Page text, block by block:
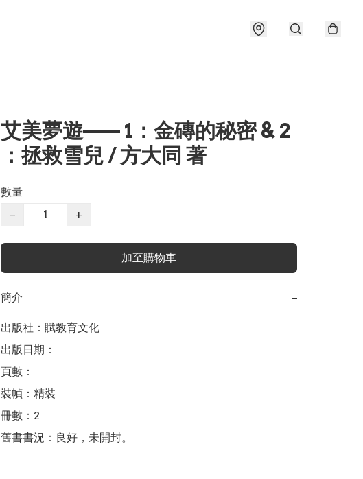
艾美夢遊—— 1：金磚的秘密 & 2
：拯救雪兒 / 方大同 著
數量
−
+
加至購物車
簡介 −
出版社：賦教育文化
出版日期：
頁數：
裝幀：精裝
冊數：2
舊書書況：良好，未開封。